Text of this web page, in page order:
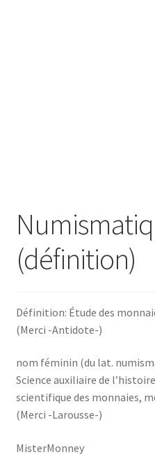
(définition)
Définition: Étude des
(Merci -Antidote-)
nom féminin (du lat.
Science auxiliaire de
scientifique des monnaies,
(Merci -Larousse-)
MisterMonney